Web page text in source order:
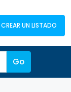
CREAR UN LISTADO
Go